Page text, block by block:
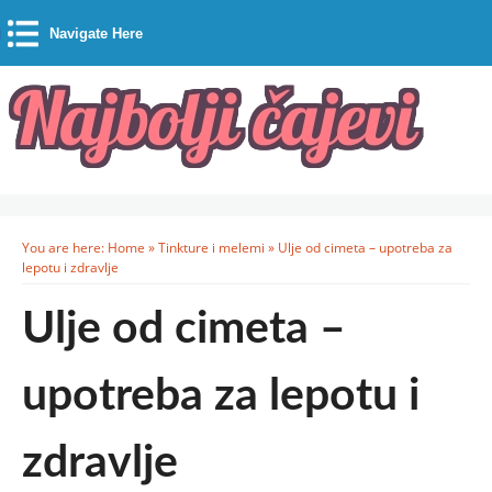
Navigate Here
You are here: Home »Tinkture i melemi » Ulje od cimeta – upotreba za
lepotu i zdravlje
Ulje od cimeta –
upotreba za lepotu i
zdravlje